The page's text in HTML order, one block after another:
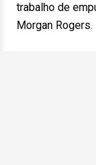
trabalho de
Morgan Rogers.